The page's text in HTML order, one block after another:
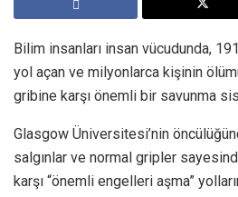
Bilim insanları insan vücudunda,
yol açan ve milyonlarca kişinin
gribine karşı önemli bir savunma
Glasgow Üniversitesi’nin
salgınlar ve normal gripler
karşı “önemli engelleri aşma”